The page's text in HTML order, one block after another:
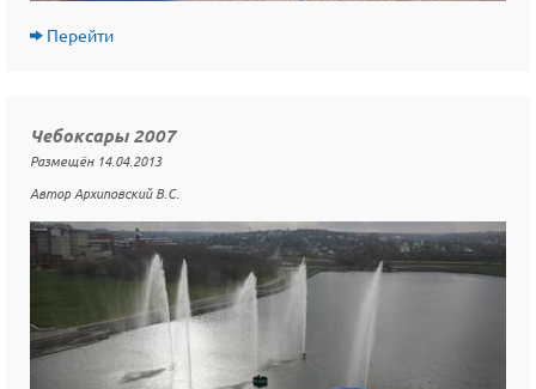
Перейти
Чебоксары 2007
Размещён 14.04.2013
Автор Архиповский В.С.